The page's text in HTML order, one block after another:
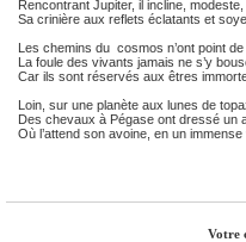
Rencontrant Jupiter, il incline, modeste,
Sa crinière aux reflets éclatants et
Les chemins du cosmos n’ont point
La foule des vivants jamais ne s’y
Car ils sont réservés aux êtres
Loin, sur une planète aux lunes de
Des chevaux à Pégase ont dressé un
Où l’attend son avoine, en un immense
Votre